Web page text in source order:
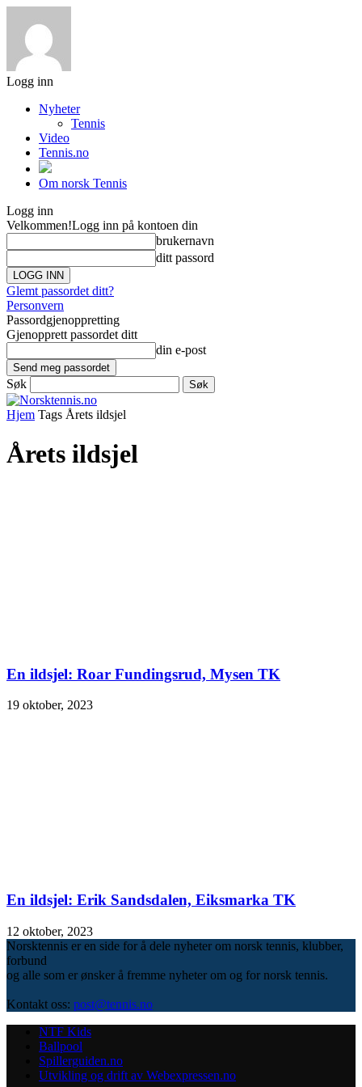
Logg inn
Nyheter
Tennis
Video
Tennis.no
Om norsk Tennis
Logg inn
Velkommen!Logg inn på kontoen din
brukernavn
ditt passord
Glemt passordet ditt?
Personvern
Passordgjenoppretting
Gjenopprett passordet ditt
din e-post
Søk
Hjem Tags Årets ildsjel
Årets ildsjel
En ildsjel: Roar Fundingsrud, Mysen TK
19 oktober, 2023
En ildsjel: Erik Sandsdalen, Eiksmarka TK
12 oktober, 2023
Norsktennis er en side for å dele nyheter om norsk tennis, klubber,
forbund
og alle som er ønsker å fremme nyheter om og for norsk tennis.
Kontakt oss: post@tennis.no
NTF Kids
Ballpool
Spillerguiden.no
Utvikling og drift av Webexpressen.no